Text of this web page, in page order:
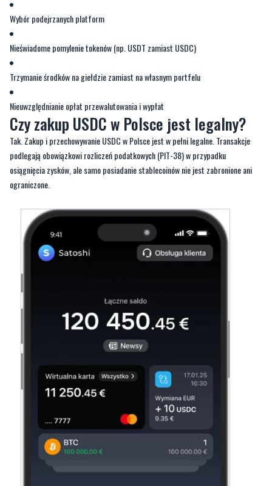
Wybór podejrzanych platform
Nieświadome pomylenie tokenów (np. USDT zamiast USDC)
Trzymanie środków na giełdzie zamiast na własnym portfelu
Nieuwzględnianie opłat przewalutowania i wypłat
Czy zakup USDC w Polsce jest legalny?
Tak. Zakup i przechowywanie USDC w Polsce jest w pełni legalne. Transakcje
podlegają obowiązkowi rozliczeń podatkowych (PIT-38) w przypadku
osiągnięcia zysków, ale samo posiadanie stablecoinów nie jest zabronione ani
ograniczone.